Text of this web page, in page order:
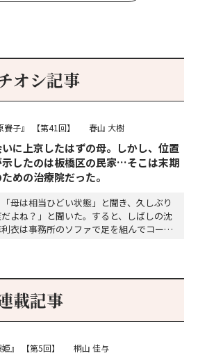
オシ記事
子』 【第41回】 春山 大樹
に上京したはずの母。しかし、位置
したのは板橋区の民家…そこは末期
めの治療院だった。
母は相当ひどい状態」と聞き、久しぶり
よね？」と聞いた。すると、しばしの沈
衣は事務所のソファで足を組んでコーヒ
いた。「やはり私はあなたの超…
載記事
』 【第5回】 桐山 佳与